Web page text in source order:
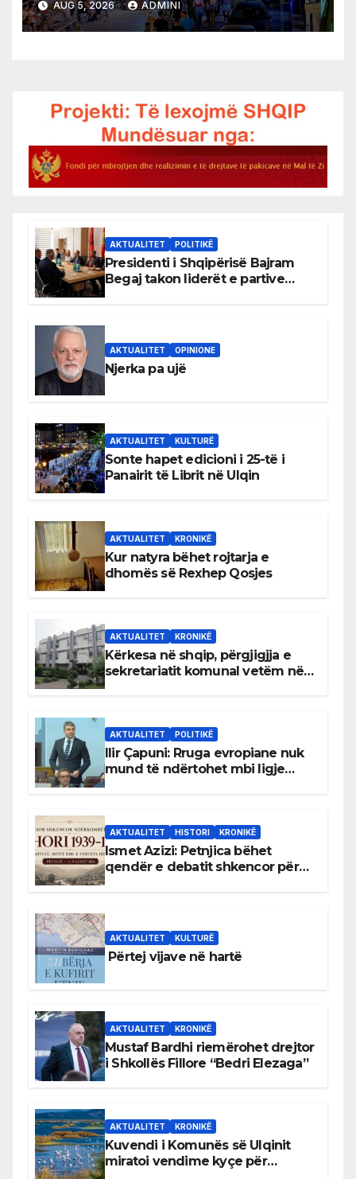
AUG 5, 2026 ADMINI
AKTUALITET POLITIKË
Presidenti i Shqipërisë Bajram
Begaj takon liderët e partive
AKTUALITET OPINIONE
Njerka pa ujë
AKTUALITET KULTURË
Sonte hapet edicioni i 25-të i
Panairit të Librit në Ulqin
AKTUALITET KRONIKË
Kur natyra bëhet rojtarja e
dhomës së Rexhep Qosjes
AKTUALITET KRONIKË
Kërkesa në shqip, përgjigjja e
sekretariatit komunal vetëm në
AKTUALITET POLITIKË
Ilir Çapuni: Rruga evropiane nuk
mund të ndërtohet mbi ligje
AKTUALITET HISTORI KRONIKË
Ismet Azizi: Petnjica bëhet
qendër e debatit shkencor për
AKTUALITET KULTURË
Përtej vijave në hartë
AKTUALITET KRONIKË
Mustaf Bardhi riemërohet drejtor
i Shkollës Fillore “Bedri Elezaga”
AKTUALITET KRONIKË
Kuvendi i Komunës së Ulqinit
miratoi vendime kyçe për